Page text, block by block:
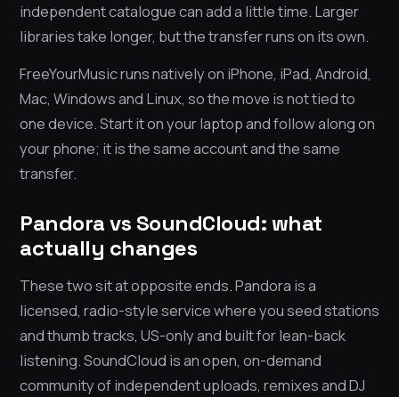
independent catalogue can add a little time. Larger
libraries take longer, but the transfer runs on its own.
FreeYourMusic runs natively on iPhone, iPad, Android,
Mac, Windows and Linux, so the move is not tied to
one device. Start it on your laptop and follow along on
your phone; it is the same account and the same
transfer.
Pandora vs SoundCloud: what
actually changes
These two sit at opposite ends. Pandora is a
licensed, radio-style service where you seed stations
and thumb tracks, US-only and built for lean-back
listening. SoundCloud is an open, on-demand
community of independent uploads, remixes and DJ